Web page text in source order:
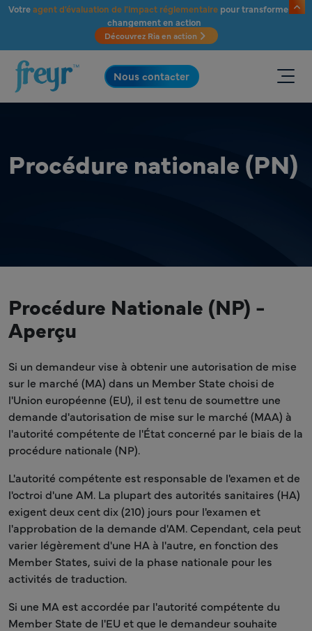
Passer au contenu principal
Votreagent d'évaluation de l'impact réglementairepour transformer le
changement en action
Découvrez Ria en action
.
Nous contacter
Procédure nationale (PN)
Procédure Nationale (NP) -
Aperçu
Si un demandeur vise à obtenir une autorisation de mise
sur le marché (MA) dans un Member State choisi de
l'Union européenne (EU), il est tenu de soumettre une
demande d'autorisation de mise sur le marché (MAA) à
l'autorité compétente de l'État concerné par le biais de la
procédure nationale (NP).
L'autorité compétente est responsable de l'examen et de
l'octroi d'une AM. La plupart des autorités sanitaires (HA)
exigent deux cent dix (210) jours pour l'examen et
l'approbation de la demande d'AM. Cependant, cela peut
varier légèrement d'une HA à l'autre, en fonction des
Member States, suivi de la phase nationale pour les
activités de traduction.
Si une MA est accordée par l'autorité compétente du
Member State de l'EU et que le demandeur souhaite